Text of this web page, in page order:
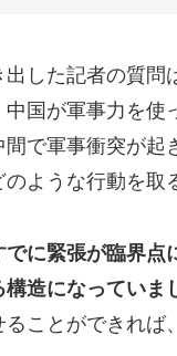
出した記者の質
中国が軍事力を
で軍事衝突が起
ような行動を取
でに緊張が臨界点
造になっていま
ことができれば